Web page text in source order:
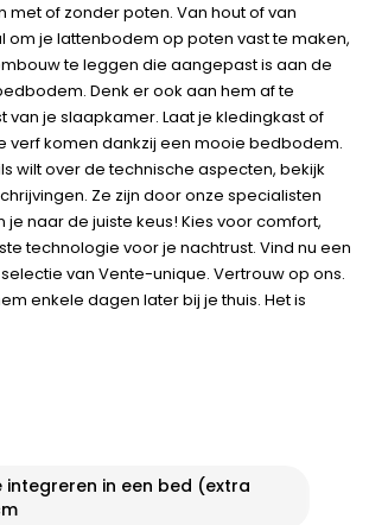
met of zonder poten. Van hout of van
om je lattenbodem op poten vast te maken,
te leggen die aangepast is aan de
Denk er ook aan hem af te
van je slaapkamer. Laat je kledingkast of
verf komen dankzij een mooie bedbodem.
wilt over de technische aspecten, bekijk
Ze zijn door onze specialisten
naar de juiste keus! Kies voor comfort,
technologie voor je nachtrust. Vind nu een
van Vente-unique. Vertrouw op ons.
enkele dagen later bij je thuis. Het is
integreren in een bed (extra